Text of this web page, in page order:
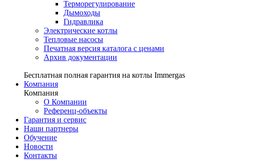
Терморегулирование
Дымоходы
Гидравлика
Электрические котлы
Тепловые насосы
Печатная версия каталога с ценами
Архив документации
Бесплатная полная гарантия на котлы Immergas
Компания
Компания
О Компании
Референц-объекты
Гарантия и сервис
Наши партнеры
Обучение
Новости
Контакты